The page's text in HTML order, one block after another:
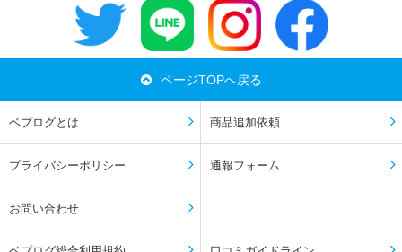
ページTOPへ戻る
ベプログとは 商品追加依頼
プライバシーポリシー 通報フォーム
お問い合わせ